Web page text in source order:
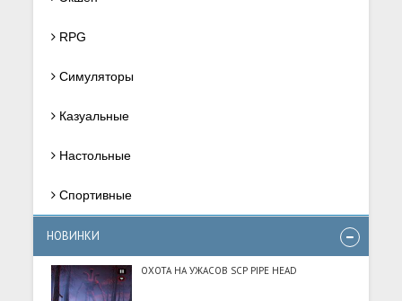
RPG
Симуляторы
Казуальные
Настольные
Спортивные
НОВИНКИ
ОХОТА НА УЖАСОВ SCP PIPE HEAD